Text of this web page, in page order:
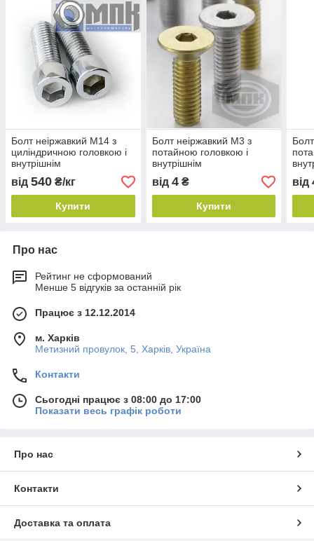
Болт неіржавкий М14 з
циліндричною головкою і
внутрішнім
шестигранником
від 540 ₴/кг
Купити
Болт неіржавкий М3 з
потайною головкою і
внутрішнім
шестигранником
від 4₴
Купити
від
Про нас
Рейтинг не сформований
Менше 5 відгуків за останній рік
Працює з 12.12.2014
м. Харків
Метизний провулок, 5, Харків, Україна
Контакти
Сьогодні працює з 08:00 до 17:00
Показати весь графік роботи
Про нас
Контакти
Доставка та оплата